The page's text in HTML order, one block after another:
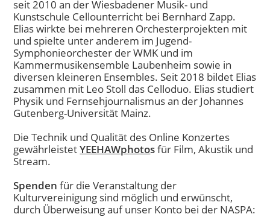
seit 2010 an der Wiesbadener Musik- und
Kunstschule Cellounterricht bei Bernhard Zapp.
Elias wirkte bei mehreren Orchesterprojekten mit
und spielte unter anderem im Jugend-
Symphonieorchester der WMK und im
Kammermusikensemble Laubenheim sowie in
diversen kleineren Ensembles. Seit 2018 bildet Elias
zusammen mit Leo Stoll das Celloduo. Elias studiert
Physik und Fernsehjournalismus an der Johannes
Gutenberg-Universität Mainz.
Die Technik und Qualität des Online Konzertes
gewährleistetYEEHAWphotosfür Film, Akustik und
Stream.
Spenden für die Veranstaltung der
Kulturvereinigung sind möglich und erwünscht,
durch Überweisung auf unser Konto bei der NASPA: